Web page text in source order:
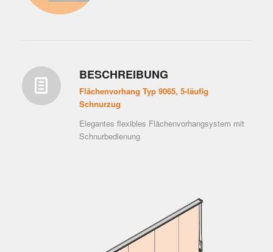
BESCHREIBUNG
Flächenvorhang Typ 9065, 5-läufig
Schnurzug
Elegantes flexibles Flächenvorhangsystem mit
Schnurbedienung